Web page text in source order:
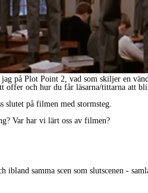
jag på Plot Point 2, vad som skiljer en
och hur du får läsarna/tittarna att bli
på filmen med stormsteg.
Var har vi lärt oss av filmen?
ibland samma scen som slutscenen -